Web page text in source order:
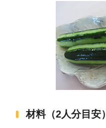
材料（2人分目安）